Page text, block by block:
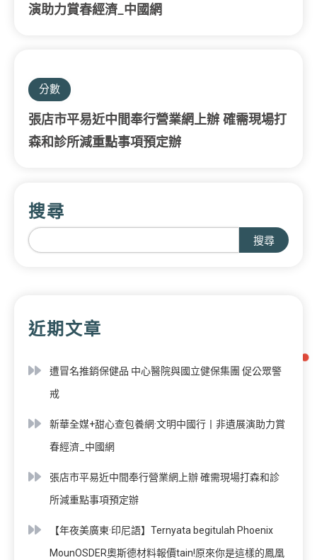
演助力賞春經濟_中國網
分數
張店市平易近中間奉行營業網上辦 確需現場打
森和診所減重點事項預定辦
搜尋
搜尋
近期文章
遭冒名推銷保健品 中心醫院與國立健保集團 促公眾警
戒
新華全媒+甜心查包養網·文明中國行丨非遺展演助力賞
春經濟_中國網
張店市平易近中間奉行營業網上辦 確需現場打森和診
所減重點事項預定辦
【年夜美廣東·印尼語】Ternyata begitulah Phoenix
MounOSDER奧斯德材料報價tain!原來你是這樣的鳳凰